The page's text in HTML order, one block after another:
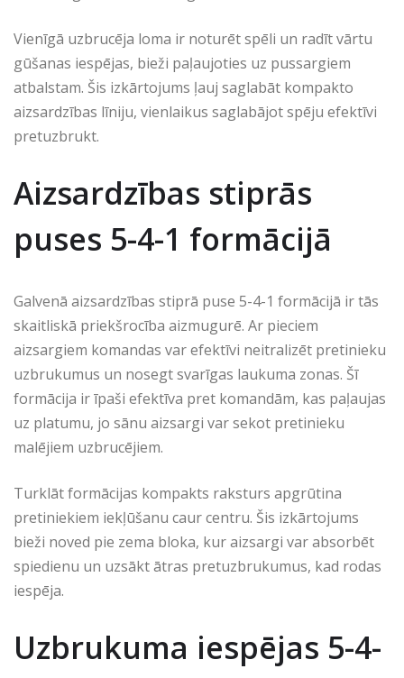
Vienīgā uzbrucēja loma ir noturēt spēli un radīt vārtu
gūšanas iespējas, bieži paļaujoties uz pussargiem
atbalstam. Šis izkārtojums ļauj saglabāt kompakto
aizsardzības līniju, vienlaikus saglabājot spēju efektīvi
pretuzbrukt.
Aizsardzības stiprās
puses 5-4-1 formācijā
Galvenā aizsardzības stiprā puse 5-4-1 formācijā ir tās
skaitliskā priekšrocība aizmugurē. Ar pieciem
aizsargiem komandas var efektīvi neitralizēt pretinieku
uzbrukumus un nosegt svarīgas laukuma zonas. Šī
formācija ir īpaši efektīva pret komandām, kas paļaujas
uz platumu, jo sānu aizsargi var sekot pretinieku
malējiem uzbrucējiem.
Turklāt formācijas kompakts raksturs apgrūtina
pretiniekiem iekļūšanu caur centru. Šis izkārtojums
bieži noved pie zema bloka, kur aizsargi var absorbēt
spiedienu un uzsākt ātras pretuzbrukumus, kad rodas
iespēja.
Uzbrukuma iespējas 5-4-